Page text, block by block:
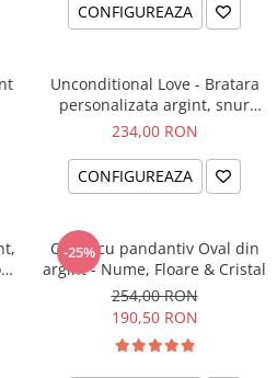
CONFIGUREAZA
Unconditional Love - Bratara
personalizata argint, snur
impletit piele
234,00 RON
CONFIGUREAZA
-25%
Colier cu pandantiv Oval din
argint - Nume, Floare & Cristal
254,00 RON
190,50 RON